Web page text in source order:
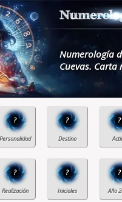
Numerología
Cuevas.
? ? ?
? ? ?